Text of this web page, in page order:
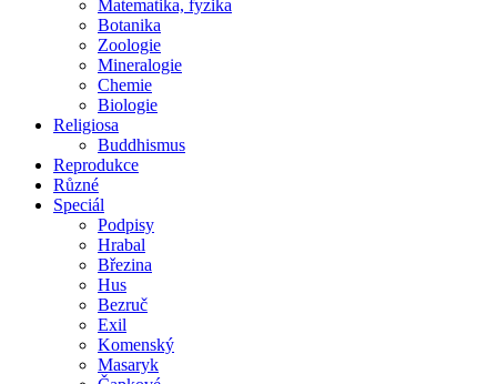
Matematika, fyzika
Botanika
Zoologie
Mineralogie
Chemie
Biologie
Religiosa
Buddhismus
Reprodukce
Různé
Speciál
Podpisy
Hrabal
Březina
Hus
Bezruč
Exil
Komenský
Masaryk